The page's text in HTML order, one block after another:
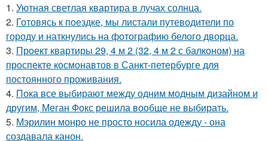
1. Уютная светлая квартира в лучах солнца.
2. Готовясь к поездке, мы листали путеводители по
городу и наткнулись на фотографию белого дворца.
3. Проект квартиры 29, 4 м 2 (32, 4 м 2 с балконом) на
проспекте космонавтов в Санкт-петербурге для
постоянного проживания.
4. Пока все выбирают между одним модным дизайном и
другим, Меган Фокс решила вообще не выбирать.
5. Мэрилин монро не просто носила одежду - она
создавала канон.